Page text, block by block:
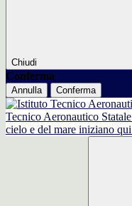
Chiudi
Conferma
Annulla Conferma
Tecnico Aeronautico Statale
cielo e del mare iniziano qui